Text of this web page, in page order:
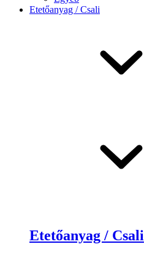
Etetőanyag / Csali
Etetőanyag / Csali